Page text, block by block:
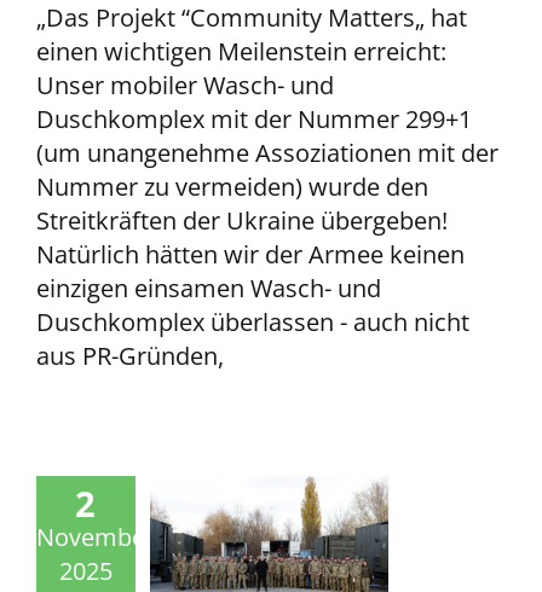
„Das Projekt “Community Matters„ hat
einen wichtigen Meilenstein erreicht:
Unser mobiler Wasch- und
Duschkomplex mit der Nummer 299+1
(um unangenehme Assoziationen mit der
Nummer zu vermeiden) wurde den
Streitkräften der Ukraine übergeben!
Natürlich hätten wir der Armee keinen
einzigen einsamen Wasch- und
Duschkomplex überlassen - auch nicht
aus PR-Gründen,
2
November
2025